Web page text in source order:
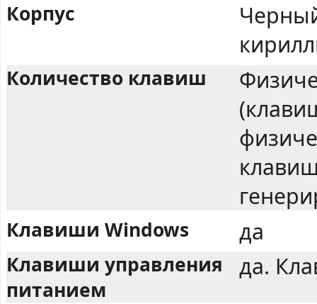
Корпус
Количество клавиш
Клавиши Windows да
Клавиши управления
питанием
да.